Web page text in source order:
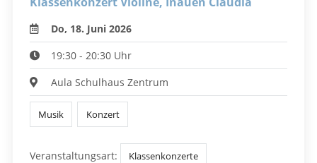
Do, 18. Juni 2026
19:30 - 20:30 Uhr
Aula Schulhaus Zentrum
Musik Konzert
Veranstaltungsart: Klassenkonzerte